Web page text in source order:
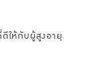
ให้กับผู้สูงอายุ